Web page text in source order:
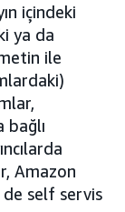
içindeki
ya da
ile
bağlı
Amazon
self servis